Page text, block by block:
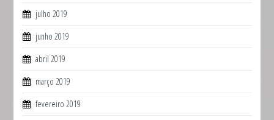
julho 2019
junho 2019
abril 2019
março 2019
fevereiro 2019